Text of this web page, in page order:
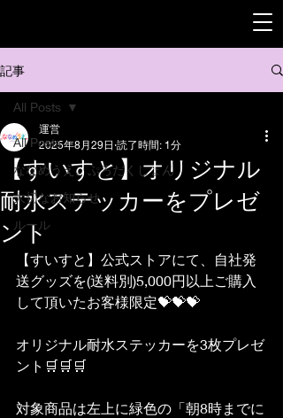
記事
All Posts
ななめうえ。ぷろだくしょん
大切なお知らせ
ルール
All Posts
【すいすと】オリジナル
耐水ステッカーをプレゼ
ント
運営
2025年8月29日 読了時間: 1分
【すいすと】公式ストアにて、自社発
送グッズを(送料別)5,000円以上ご購入
して頂いたお客様限定💝💝💝
オリジナル耐水ステッカーを3枚プレゼ
ント🛒🛒🛒
対象商品は左上に緑色の「朝8時までに